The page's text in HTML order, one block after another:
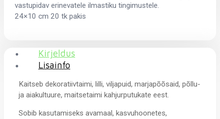
vastupidav erinevatele ilmastiku tingimustele.
24×10 cm 20 tk pakis
Kirjeldus
Lisainfo
Kaitseb dekoratiivtaimi, lilli, viljapuid, marjapõõsaid, põllu-
ja aiakultuure, maitsetaimi kahjurputukate eest.
Sobib kasutamiseks avamaal, kasvuhoonetes,